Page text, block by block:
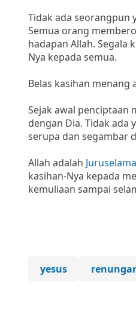
Tidak ada seorangpun
Semua orang
hadapan Allah. Segala
Nya kepada semua.
Belas kasihan menang
Sejak awal penciptaan
dengan Dia. Tidak ada
serupa dan segambar
Allah adalah
kasihan-Nya kepada
kemuliaan sampai
yesus